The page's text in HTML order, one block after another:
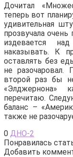
Дочитал
теперь вот
удивительная
прозвучала
издевается
наказывать. К
оставлять без
не разочаровал.
второй раз бы
«Элджернона»
перечитаю.
баланс –
также не
0 ДНО-2
Понравилась
Добавить